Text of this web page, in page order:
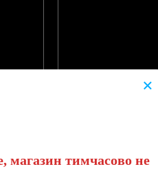
×
магазин тимчасово не